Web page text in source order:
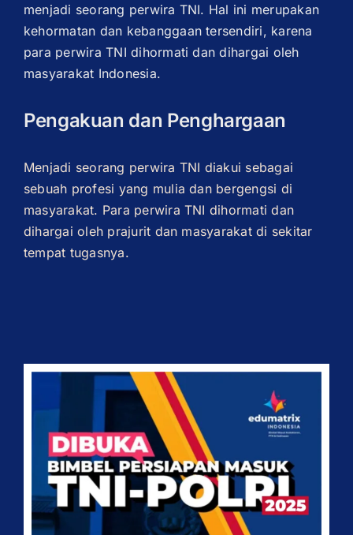
menjadi seorang perwira TNI. Hal ini merupakan
kehormatan dan kebanggaan tersendiri, karena
para perwira TNI dihormati dan dihargai oleh
masyarakat Indonesia.
Pengakuan dan Penghargaan
Menjadi seorang perwira TNI diakui sebagai
sebuah profesi yang mulia dan bergengsi di
masyarakat. Para perwira TNI dihormati dan
dihargai oleh prajurit dan masyarakat di sekitar
tempat tugasnya.